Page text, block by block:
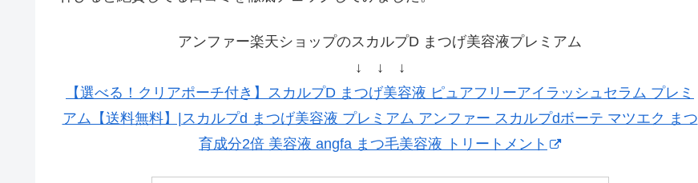
アンファー楽天ショップのスカルプD まつげ美容液プレミアム
↓ ↓ ↓
【選べる！クリアポーチ付き】スカルプD まつげ美容液 ピュアフリーアイラッシュセラム プレミ
アム【送料無料】|スカルプd まつげ美容液 プレミアム アンファー スカルプdボーテ マツエク まつ
育成分2倍 美容液 angfa まつ毛美容液 トリートメント